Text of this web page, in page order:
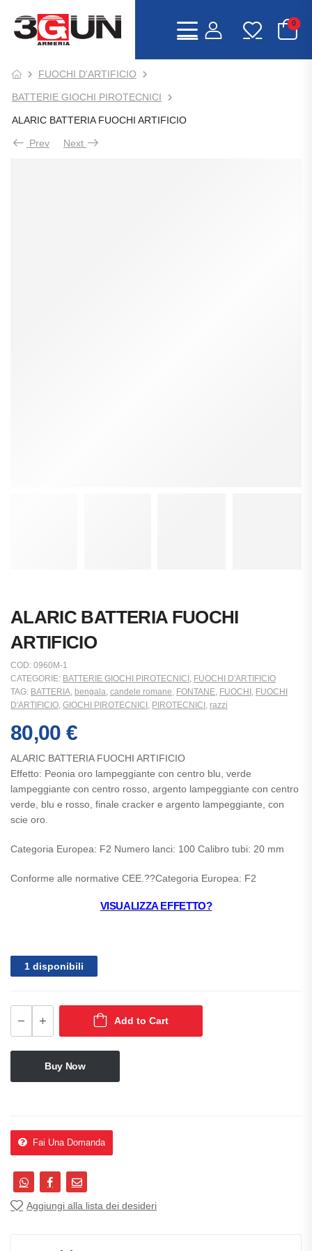
0
FUOCHI D'ARTIFICIO
BATTERIE GIOCHI PIROTECNICI
ALARIC BATTERIA FUOCHI ARTIFICIO
Prev Next
ALARIC BATTERIA FUOCHI
ARTIFICIO
COD: 0960M-1
CATEGORIE: BATTERIE GIOCHI PIROTECNICI , FUOCHI D'ARTIFICIO
TAG: BATTERIA, bengala, candele romane, FONTANE, FUOCHI , FUOCHI
D'ARTIFICIO, GIOCHI PIROTECNICI , PIROTECNICI , razzi
80,00 €
ALARIC BATTERIA FUOCHI ARTIFICIO
Effetto: Peonia oro lampeggiante con centro blu, verde
lampeggiante con centro rosso, argento lampeggiante con centro
verde, blu e rosso, finale cracker e argento lampeggiante, con
scie oro.
Categoria Europea: F2 Numero lanci: 100 Calibro tubi: 20 mm
Conforme alle normative CEE.??Categoria Europea: F2
VISUALIZZA EFFETTO?
1 disponibili
Add to Cart
Buy Now
Fai Una Domanda
Aggiungi alla lista dei desideri